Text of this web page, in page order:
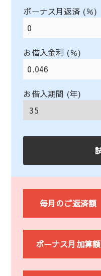
ボーナス月返済 (％)
お借入金利 (％)
お借入期間 (年)
毎月のご返済額
ボーナス月加算額